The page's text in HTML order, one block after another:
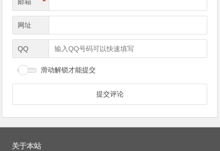
邮箱
网址
QQ
滑动解锁才能提交
关于本站